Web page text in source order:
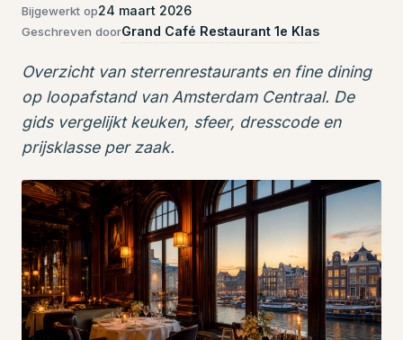
Bijgewerkt op24 maart 2026
Geschreven doorGrand Café Restaurant 1e Klas
Overzicht van sterrenrestaurants en fine dining
op loopafstand van Amsterdam Centraal. De
gids vergelijkt keuken, sfeer, dresscode en
prijsklasse per zaak.